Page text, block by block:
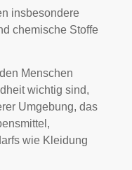
insbesondere
chemische Stoffe
Menschen
wichtig sind,
Umgebung, das
wie Kleidung